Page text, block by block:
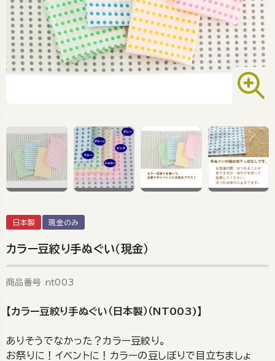
日本製 現金のみ
カラー豆絞り手ぬぐい（現金）
商品番号 nt003
【カラー豆絞り手ぬぐい（日本製）（NT003)】
ありそうでなかった？カラー豆絞り。
お祭りに！イベントに！カラーの豆しぼりで目立ちましょ